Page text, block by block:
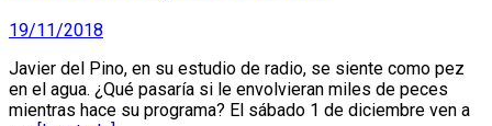
19/11/2018
Javier del Pino, en su estudio de radio, se siente como pez
en el agua. ¿Qué pasaría si le envolvieran miles de peces
mientras hace su programa? El sábado 1 de diciembre ven a